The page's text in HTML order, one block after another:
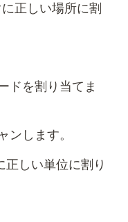
正しい場所に割
ドを割り当てま
ンします。
しい単位に割り